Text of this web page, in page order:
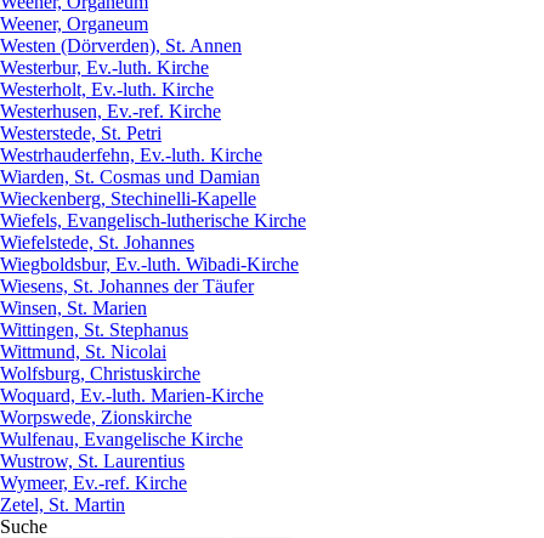
Weener, Organeum
Westen (Dörverden), St. Annen
Westerbur, Ev.-luth. Kirche
Westerholt, Ev.-luth. Kirche
Westerhusen, Ev.-ref. Kirche
Westerstede, St. Petri
Westrhauderfehn, Ev.-luth. Kirche
Wiarden, St. Cosmas und Damian
Wieckenberg, Stechinelli-Kapelle
Wiefels, Evangelisch-lutherische Kirche
Wiefelstede, St. Johannes
Wiegboldsbur, Ev.-luth. Wibadi-Kirche
Wiesens, St. Johannes der Täufer
Winsen, St. Marien
Wittingen, St. Stephanus
Wittmund, St. Nicolai
Wolfsburg, Christuskirche
Woquard, Ev.-luth. Marien-Kirche
Worpswede, Zionskirche
Wulfenau, Evangelische Kirche
Wustrow, St. Laurentius
Wymeer, Ev.-ref. Kirche
Zetel, St. Martin
Suche